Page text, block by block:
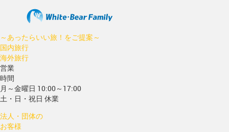
～あったらいい旅！をご提案～
国内旅行
海外旅行
営業
時間
月～金曜日 10:00～17:00
土・日・祝日 休業
法人・団体の
お客様